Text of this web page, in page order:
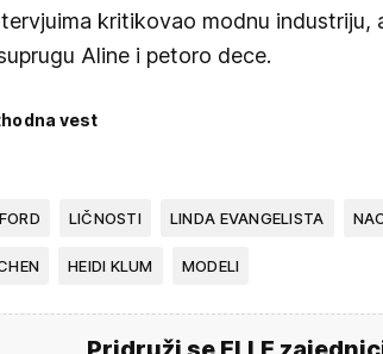
kritikovao modnu industriju,
Aline i petoro dece.
vest
LIČNOSTI LINDA EVANGELISTA
HEIDI KLUM MODELI